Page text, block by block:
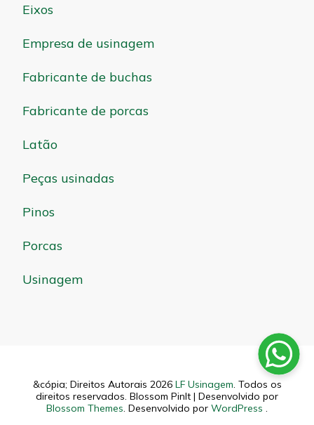
Eixos
Empresa de usinagem
Fabricante de buchas
Fabricante de porcas
Latão
Peças usinadas
Pinos
Porcas
Usinagem
&cópia; Direitos Autorais 2026 LF Usinagem. Todos os
direitos reservados. Blossom PinIt | Desenvolvido por
Blossom Themes. Desenvolvido por WordPress .